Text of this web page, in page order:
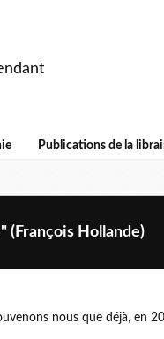
Publications de la
(François Hollande)
nous que déjà, en